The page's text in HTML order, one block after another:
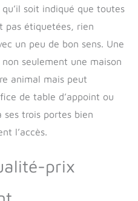
qu’il soit indiqué que toutes
pas étiquetées, rien
un peu de bon sens. Une
seulement une maison
animal mais peut
de table d’appoint ou
ses trois portes bien
l’accès.
prix